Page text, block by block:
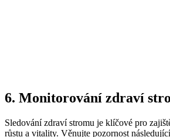
6. Monitorování zdraví
Sledování zdraví stromu je klíčové pro
růstu a vitality. Věnujte pozornost